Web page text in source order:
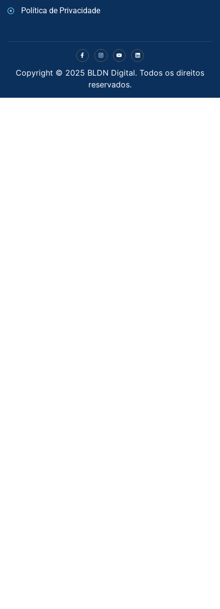
Política de Privacidade
Copyright © 2025 BLDN Digital. Todos os direitos
reservados.